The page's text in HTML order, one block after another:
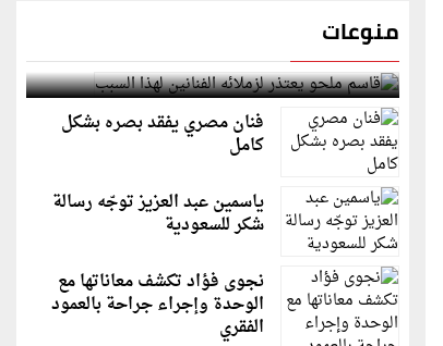
منوعات
قاسم ملحو يعتذر لزملائه الفنانين لهذا السبب
فنان مصري يفقد بصره بشكل
كامل
ياسمين عبد العزيز توجّه رسالة
شكر للسعودية
نجوى فؤاد تكشف معاناتها مع
الوحدة وإجراء جراحة بالعمود
الفقري